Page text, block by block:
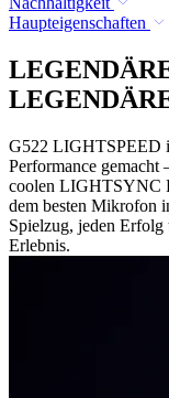
Haupteigenschaften
G522 LIGHTSPEED
Performance gemacht
coolen LIGHTSYNC
dem besten Mikrofon
Spielzug, jeden Erfolg
Erlebnis.